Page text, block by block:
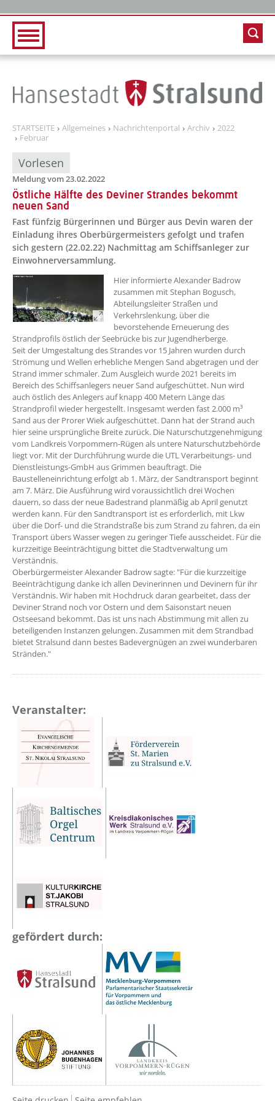
STARTSEITE Allgemeines Nachrichtenportal Archiv
2022
Februar
Vorlesen
Meldung vom 23.02.2022
Östliche Hälfte des Deviner Strandes bekommt
neuen Sand
Fast fünfzig Bürgerinnen und Bürger aus Devin waren der
Einladung ihres Oberbürgermeisters gefolgt und trafen
sich gestern (22.02.22) Nachmittag am Schiffsanleger zur
Einwohnerversammlung.
??? absaetzeOben[1]/titel ???
Hier informierte Alexander Badrow
zusammen mit Stephan Bogusch,
Abteilungsleiter Straßen und
Verkehrslenkung, über die
bevorstehende Erneuerung des
Strandprofils östlich der Seebrücke bis zur Jugendherberge.
Seit der Umgestaltung des Strandes vor 15 Jahren wurden durch
Strömung und Wellen erhebliche Mengen Sand abgetragen und der
Strand immer schmaler. Zum Ausgleich wurde 2021 bereits im
Bereich des Schiffsanlegers neuer Sand aufgeschüttet. Nun wird
auch östlich des Anlegers auf knapp 400 Metern Länge das
Strandprofil wieder hergestellt. Insgesamt werden fast 2.000 m³
Sand aus der Prorer Wiek aufgeschüttet. Dann hat der Strand auch
hier seine ursprüngliche Breite zurück. Die Naturschutzgenehmigung
vom Landkreis Vorpommern-Rügen als untere Naturschutzbehörde
liegt vor. Mit der Durchführung wurde die UTL Verarbeitungs- und
Dienstleistungs-GmbH aus Grimmen beauftragt. Die
Baustelleneinrichtung erfolgt ab 1. März, der Sandtransport beginnt
am 7. März. Die Ausführung wird voraussichtlich drei Wochen
dauern, so dass der neue Badestrand planmäßig ab April genutzt
werden kann. Für den Sandtransport ist es erforderlich, mit Lkw
über die Dorf- und die Strandstraße bis zum Strand zu fahren, da ein
Transport übers Wasser wegen zu geringer Tiefe ausscheidet. Für die
kurzzeitige Beeinträchtigung bittet die Stadtverwaltung um
Verständnis.
Oberbürgermeister Alexander Badrow sagte: "Für die kurzzeitige
Beeinträchtigung danke ich allen Devinerinnen und Devinern für ihr
Verständnis. Wir haben mit Hochdruck daran gearbeitet, dass der
Deviner Strand noch vor Ostern und dem Saisonstart neuen
Ostseesand bekommt. Das ist uns nach Abstimmung mit allen zu
beteiligenden Instanzen gelungen. Zusammen mit dem Strandbad
bietet Stralsund dann bestes Badevergnügen an zwei wunderbaren
Stränden."
Veranstalter:
gefördert durch: